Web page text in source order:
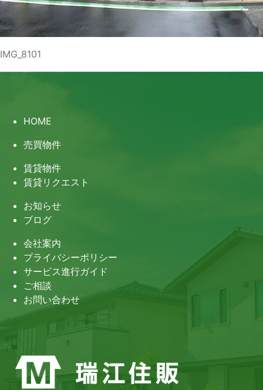
IMG_8101
HOME
売買物件
賃貸物件
賃貸リクエスト
お知らせ
ブログ
会社案内
プライバシーポリシー
サービス進行ガイド
ご相談
お問い合わせ